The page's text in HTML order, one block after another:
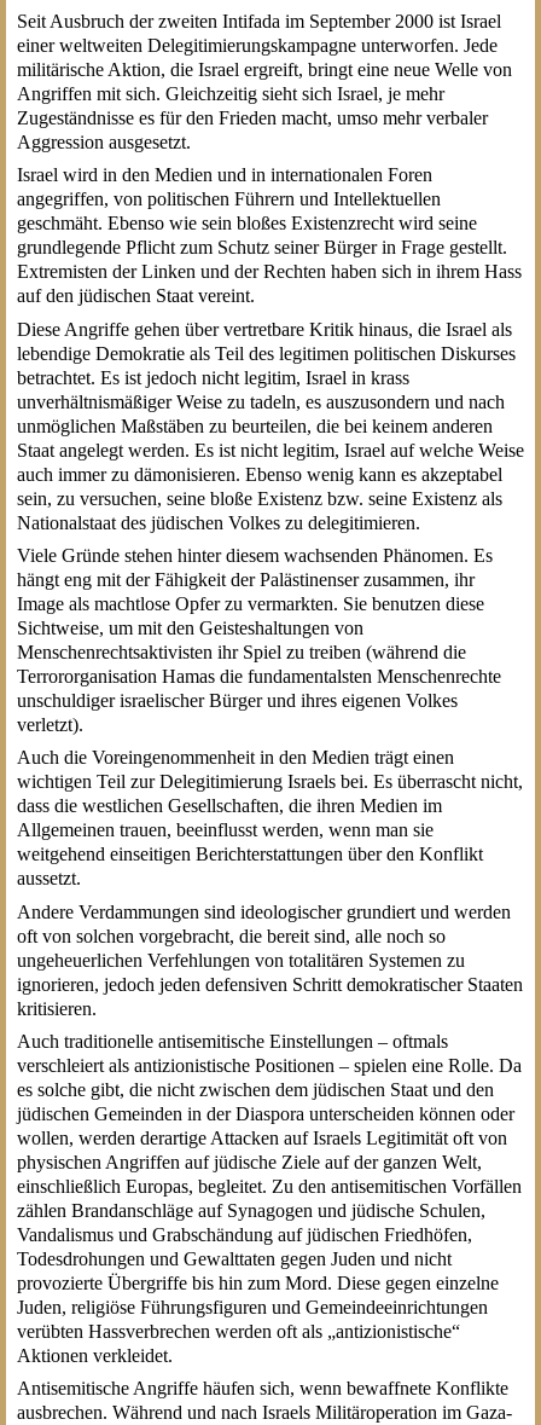
Seit Ausbruch der zweiten Intifada im September 2000 ist Israel
einer weltweiten Delegitimierungskampagne unterworfen. Jede
militärische Aktion, die Israel ergreift, bringt eine neue Welle von
Angriffen mit sich. Gleichzeitig sieht sich Israel, je mehr
Zugeständnisse es für den Frieden macht, umso mehr verbaler
Aggression ausgesetzt.
Israel wird in den Medien und in internationalen Foren
angegriffen, von politischen Führern und Intellektuellen
geschmäht. Ebenso wie sein bloßes Existenzrecht wird seine
grundlegende Pflicht zum Schutz seiner Bürger in Frage gestellt.
Extremisten der Linken und der Rechten haben sich in ihrem Hass
auf den jüdischen Staat vereint.
Diese Angriffe gehen über vertretbare Kritik hinaus, die Israel als
lebendige Demokratie als Teil des legitimen politischen Diskurses
betrachtet. Es ist jedoch nicht legitim, Israel in krass
unverhältnismäßiger Weise zu tadeln, es auszusondern und nach
unmöglichen Maßstäben zu beurteilen, die bei keinem anderen
Staat angelegt werden. Es ist nicht legitim, Israel auf welche Weise
auch immer zu dämonisieren. Ebenso wenig kann es akzeptabel
sein, zu versuchen, seine bloße Existenz bzw. seine Existenz als
Nationalstaat des jüdischen Volkes zu delegitimieren.
Viele Gründe stehen hinter diesem wachsenden Phänomen. Es
hängt eng mit der Fähigkeit der Palästinenser zusammen, ihr
Image als machtlose Opfer zu vermarkten. Sie benutzen diese
Sichtweise, um mit den Geisteshaltungen von
Menschenrechtsaktivisten ihr Spiel zu treiben (während die
Terrororganisation Hamas die fundamentalsten Menschenrechte
unschuldiger israelischer Bürger und ihres eigenen Volkes
verletzt).
Auch die Voreingenommenheit in den Medien trägt einen
wichtigen Teil zur Delegitimierung Israels bei. Es überrascht nicht,
dass die westlichen Gesellschaften, die ihren Medien im
Allgemeinen trauen, beeinflusst werden, wenn man sie
weitgehend einseitigen Berichterstattungen über den Konflikt
aussetzt.
Andere Verdammungen sind ideologischer grundiert und werden
oft von solchen vorgebracht, die bereit sind, alle noch so
ungeheuerlichen Verfehlungen von totalitären Systemen zu
ignorieren, jedoch jeden defensiven Schritt demokratischer Staaten
kritisieren.
Auch traditionelle antisemitische Einstellungen – oftmals
verschleiert als antizionistische Positionen – spielen eine Rolle. Da
es solche gibt, die nicht zwischen dem jüdischen Staat und den
jüdischen Gemeinden in der Diaspora unterscheiden können oder
wollen, werden derartige Attacken auf Israels Legitimität oft von
physischen Angriffen auf jüdische Ziele auf der ganzen Welt,
einschließlich Europas, begleitet. Zu den antisemitischen Vorfällen
zählen Brandanschläge auf Synagogen und jüdische Schulen,
Vandalismus und Grabschändung auf jüdischen Friedhöfen,
Todesdrohungen und Gewalttaten gegen Juden und nicht
provozierte Übergriffe bis hin zum Mord. Diese gegen einzelne
Juden, religiöse Führungsfiguren und Gemeindeeinrichtungen
verübten Hassverbrechen werden oft als „antizionistische“
Aktionen verkleidet.
Antisemitische Angriffe häufen sich, wenn bewaffnete Konflikte
ausbrechen. Während und nach Israels Militäroperation im Gaza-